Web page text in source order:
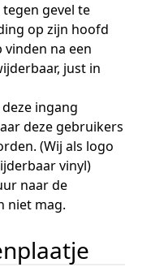
gevel te
op zijn hoofd
na een
just in
ingang
deze gebruikers
(Wij als logo
vinyl)
naar de
niet mag.